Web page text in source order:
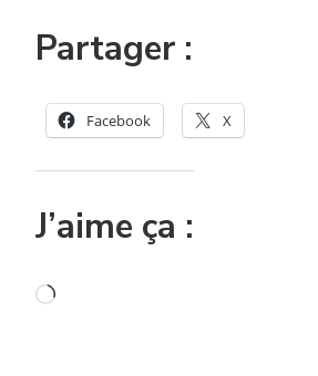
Partager :
Facebook X
J’aime ça :
Chargement…